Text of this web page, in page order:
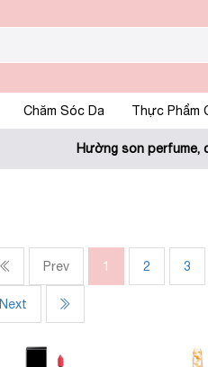
Chăm Sóc Da Thực Phẩm
Hường son perfume,
Prev 1 2 3
Next